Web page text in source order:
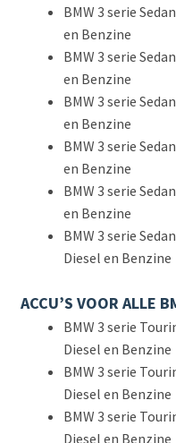
BMW 3 serie
en Benzine
BMW 3 serie
en Benzine
BMW 3 serie
en Benzine
BMW 3 serie
en Benzine
BMW 3 serie
en Benzine
BMW 3 serie
Diesel en Benzine
ACCU’S VOOR ALLE
BMW 3 serie
Diesel en Benzine
BMW 3 serie
Diesel en Benzine
BMW 3 serie
Diesel en Benzine